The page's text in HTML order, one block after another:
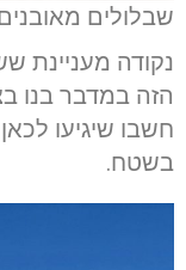
שבלולים
נקודה מעניינת
הזה במדבר בנו
חשבו שיגיעו
בשטח.